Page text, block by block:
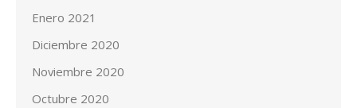
Enero 2021
Diciembre 2020
Noviembre 2020
Octubre 2020